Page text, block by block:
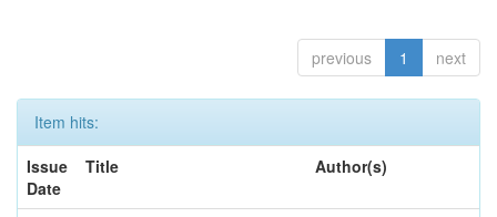
previous 1 next
Item hits:
Issue
Date
Title Author(s)